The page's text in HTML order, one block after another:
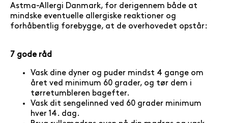
Astma-Allergi Danmark, for derigennem både at
mindske eventuelle allergiske reaktioner og
forhåbentlig forebygge, at de overhovedet opstår:
7 gode råd
Vask dine dyner og puder mindst 4 gange om
året ved minimum 60 grader, og tør dem i
tørretumbleren bagefter.
Vask dit sengelinned ved 60 grader minimum
hver 14. dag.